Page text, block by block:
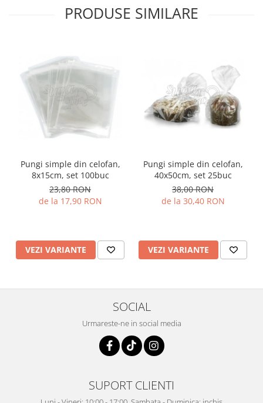
PRODUSE SIMILARE
Pungi simple din celofan,
8x15cm, set 100buc
23,80 RON
de la 17,90 RON
VEZI VARIANTE
Pungi simple din celofan,
40x50cm, set 25buc
38,00 RON
de la 30,40 RON
VEZI VARIANTE
SOCIAL
Urmareste-ne in social media
SUPORT CLIENTI